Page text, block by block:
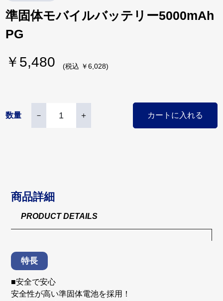
準固体モバイルバッテリー5000mAh
PG
￥5,480 (税込 ￥6,028)
数量 － ＋ カートに入れる
商品詳細
PRODUCT DETAILS
特長
■安全で安心
安全性が高い準固体電池を採用！